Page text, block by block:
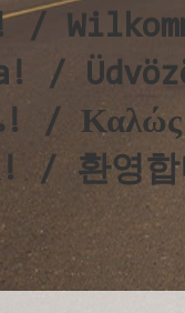
/
/
/
/ 환영합